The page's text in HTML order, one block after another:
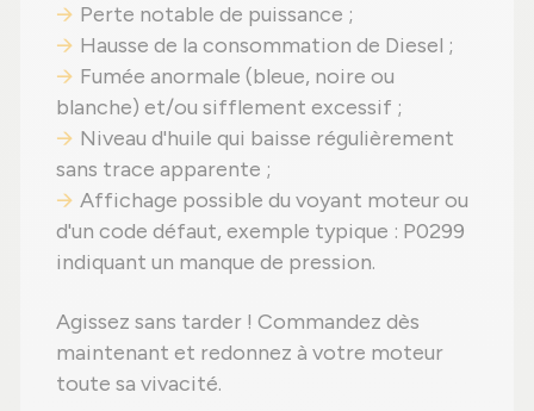
Perte notable de puissance ;
Hausse de la consommation de Diesel ;
Fumée anormale (bleue, noire ou
blanche) et/ou sifflement excessif ;
Niveau d'huile qui baisse régulièrement
sans trace apparente ;
Affichage possible du voyant moteur ou
d'un code défaut, exemple typique : P0299
indiquant un manque de pression.
Agissez sans tarder ! Commandez dès
maintenant et redonnez à votre moteur
toute sa vivacité.